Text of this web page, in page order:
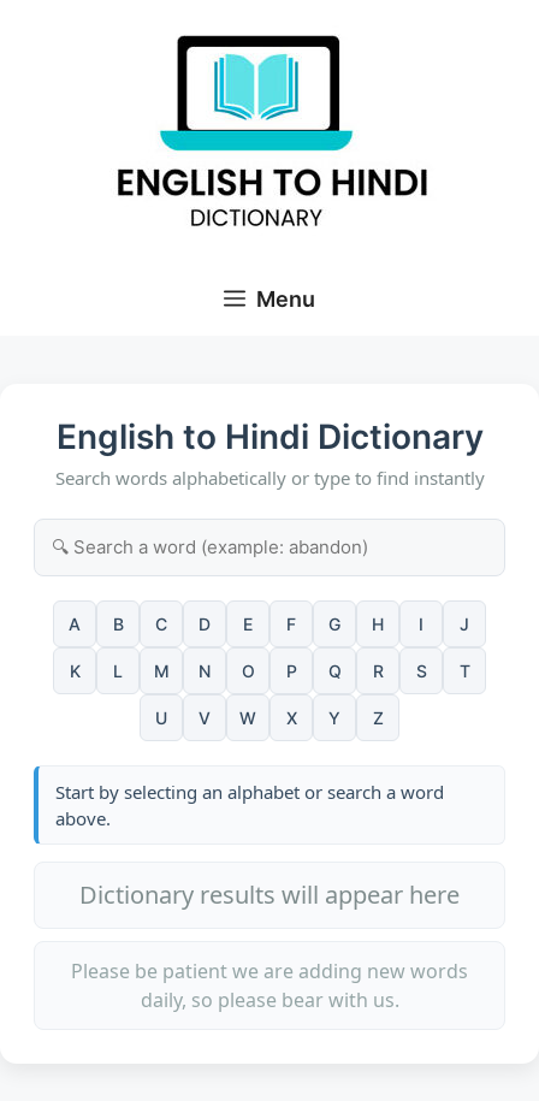
Menu
English to Hindi Dictionary
Search words alphabetically or type to find instantly
A B C D E F G H I J
K L M N O P Q R S T
U V W X Y Z
Start by selecting an alphabet or search a word
above.
Dictionary results will appear here
Please be patient we are adding new words
daily, so please bear with us.